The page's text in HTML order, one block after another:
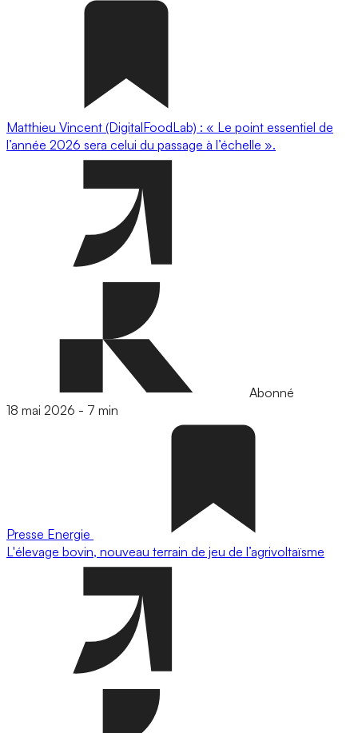
Matthieu Vincent (DigitalFoodLab) : « Le point essentiel de
l’année 2026 sera celui du passage à l’échelle ».
Abonné
18 mai 2026 - 7 min
Presse Energie
L'élevage bovin, nouveau terrain de jeu de l’agrivoltaïsme